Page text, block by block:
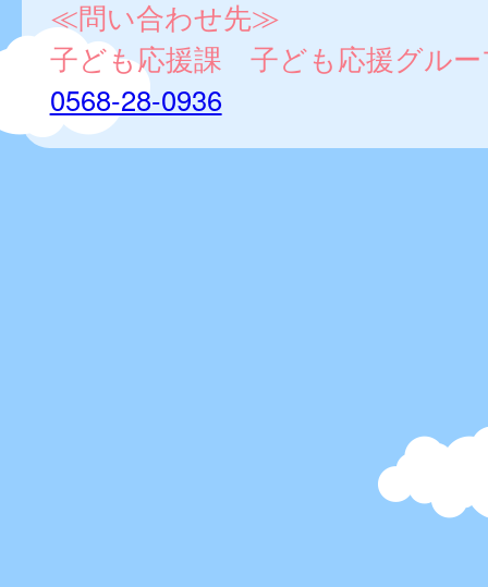
≪問い合わせ先≫
子ども応援課 子ども応援グルー
0568-28-0936